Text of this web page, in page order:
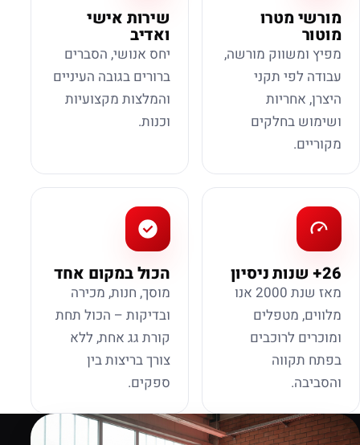
מורשי מטרו
מוטור
מפיץ ומשווק מורשה,
עבודה לפי תקני
היצרן, אחריות
ושימוש בחלקים
מקוריים.
שירות אישי
ואדיב
יחס אנושי, הסברים
ברורים בגובה העיניים
והמלצות מקצועיות
וכנות.
26+ שנות ניסיון
מאז שנת 2000 אנו
מלווים, מטפלים
ומוכרים לרוכבים
בפתח תקווה
והסביבה.
הכול במקום אחד
מוסך, חנות, מכירה
ובדיקות – הכול תחת
קורת גג אחת, ללא
צורך בריצות בין
ספקים.